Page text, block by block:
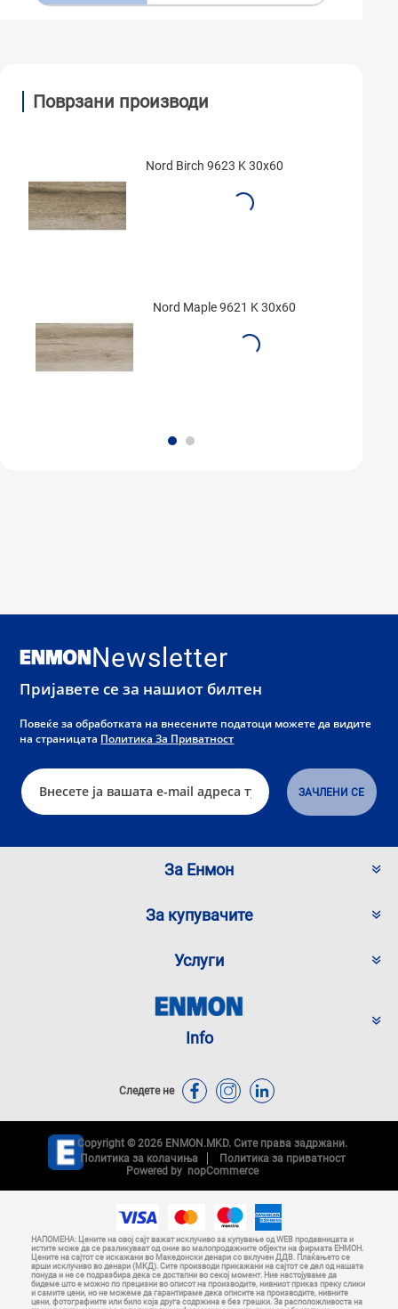
Поврзани производи
Nord Birch 9623 K 30x60
Nord Maple 9621 K 30x60
Newsletter
Пријавете се за нашиот билтен
Повеќе за обработката на внесените податоци можете да видите
на страницата Политика За Приватност
За Енмон
За купувачите
Услуги
Info
Следете не
Copyright © 2026 ENMON.MKD. Сите права задржани.
Политика за колачиња
Политика за приватност
Powered by nopCommerce
НАПОМЕНА: Цените на овој сајт важат исклучиво за купување од WEB продавницата и
истите може да се разликуваат од оние во малопродажните објекти на фирмата ЕНМОН.
Цените на сајтот се искажани во Македонски денари со вклучен ДДВ. Плаќањето се
врши исклучиво во денари (МКД). Сите производи прикажани на сајтот се дел од нашата
понуда и не се подразбира дека се достапни во секој момент. Ние настојуваме да
бидеме што е можно по прецизни во описот на производите, нивниот приказ преку слики
и самите цени, но не можеме да гарантираме дека описите на производите, нивните
цени, фотографиите или било која друга содржина е без грешки. За расположливоста на